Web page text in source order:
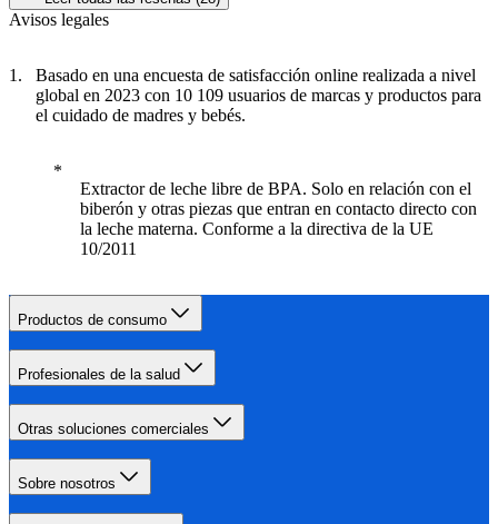
Avisos legales
Basado en una encuesta de satisfacción online realizada a nivel
global en 2023 con 10 109 usuarios de marcas y productos para
el cuidado de madres y bebés.
Extractor de leche libre de BPA. Solo en relación con el
biberón y otras piezas que entran en contacto directo con
la leche materna. Conforme a la directiva de la UE
10/2011
Productos de consumo
Profesionales de la salud
Otras soluciones comerciales
Sobre nosotros